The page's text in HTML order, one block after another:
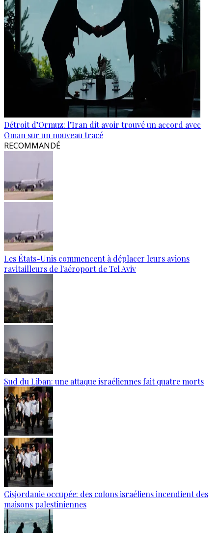
Détroit d’Ormuz: l’Iran dit avoir trouvé un accord avec
Oman sur un nouveau tracé
RECOMMANDÉ
Les États-Unis commencent à déplacer leurs avions
ravitailleurs de l'aéroport de Tel Aviv
Sud du Liban: une attaque israéliennes fait quatre morts
Cisjordanie occupée: des colons israéliens incendient des
maisons palestiniennes